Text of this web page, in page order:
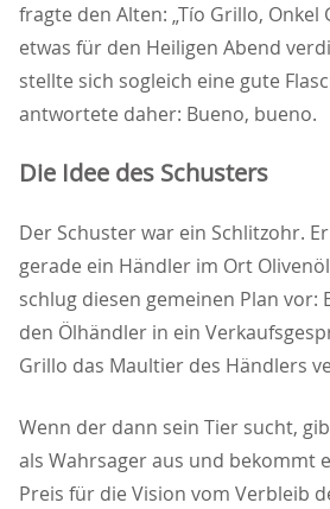
fragte den Alten: „Tío Grillo,
etwas für den Heiligen Abend
stellte sich sogleich eine gute
antwortete daher: Bueno, bueno.
Die Idee des Schusters
Der Schuster war ein Schlitzohr.
gerade ein Händler im Ort
schlug diesen gemeinen Plan vor:
den Ölhändler in ein
Grillo das Maultier des Händlers
Wenn der dann sein Tier sucht,
als Wahrsager aus und bekommt
Preis für die Vision vom Verbleib